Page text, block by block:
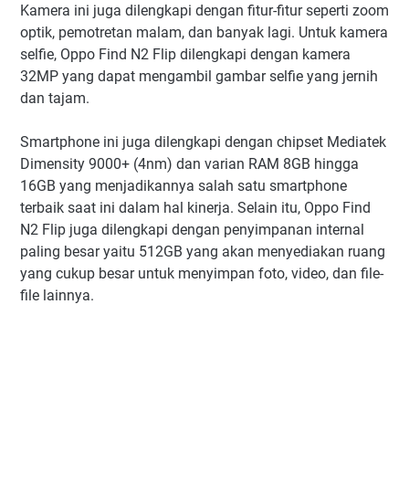
Kamera ini juga dilengkapi dengan fitur-fitur seperti zoom
optik, pemotretan malam, dan banyak lagi. Untuk kamera
selfie, Oppo Find N2 Flip dilengkapi dengan kamera
32MP yang dapat mengambil gambar selfie yang jernih
dan tajam.
Smartphone ini juga dilengkapi dengan chipset Mediatek
Dimensity 9000+ (4nm) dan varian RAM 8GB hingga
16GB yang menjadikannya salah satu smartphone
terbaik saat ini dalam hal kinerja. Selain itu, Oppo Find
N2 Flip juga dilengkapi dengan penyimpanan internal
paling besar yaitu 512GB yang akan menyediakan ruang
yang cukup besar untuk menyimpan foto, video, dan file-
file lainnya.